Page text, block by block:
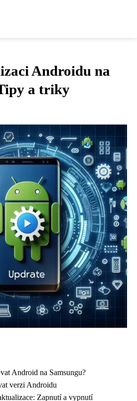
Androidu na
a triky
Android na Samsungu?
verzi Androidu
Zapnutí a vypnutí